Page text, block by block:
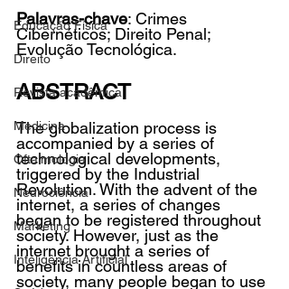
Educação Física
Direito
Revista acadêmica
Medicina
Oftalmologia
Neurociência
Marketing
Inteligência Artificial
Palavras-chave: Crimes
Cibernéticos; Direito Penal;
Evolução Tecnológica.
ABSTRACT
The globalization process is
accompanied by a series of
technological developments,
triggered by the Industrial
Revolution. With the advent of the
internet, a series of changes
began to be registered throughout
society. However, just as the
internet brought a series of
benefits in countless areas of
society, many people began to use